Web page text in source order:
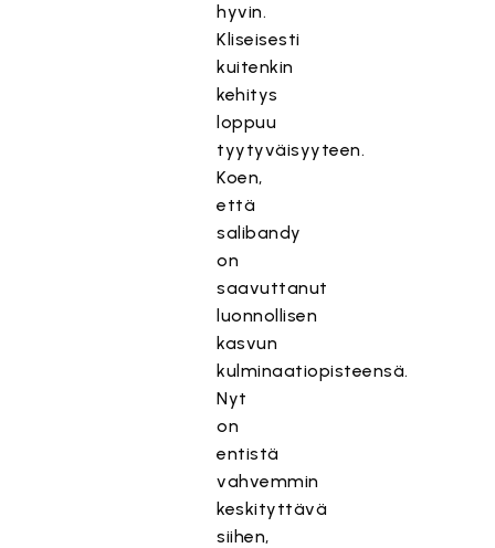
hyvin.
Kliseisesti
kuitenkin
kehitys
loppuu
tyytyväisyyteen.
Koen,
että
salibandy
on
saavuttanut
luonnollisen
kasvun
kulminaatiopisteensä.
Nyt
on
entistä
vahvemmin
keskityttävä
siihen,